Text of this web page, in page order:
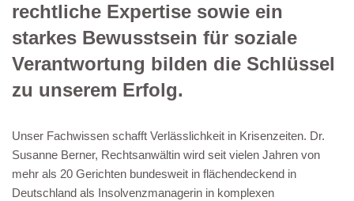
rechtliche Expertise sowie ein
starkes Bewusstsein für soziale
Verantwortung bilden die Schlüssel
zu unserem Erfolg.
Unser Fachwissen schafft Verlässlichkeit in Krisenzeiten. Dr.
Susanne Berner, Rechtsanwältin wird seit vielen Jahren von
mehr als 20 Gerichten bundesweit in flächendeckend in
Deutschland als Insolvenzmanagerin in komplexen